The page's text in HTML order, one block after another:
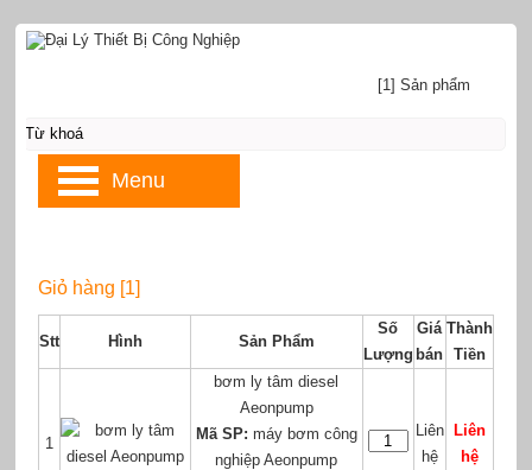
Giỏ hàng [1]
Stt Hình Sản Phẩm
Số
Lượng
Giá
bán
Thành
Tiền
1
bơm ly tâm diesel
Aeonpump
Mã SP: máy bơm công
nghiệp Aeonpump
Liên
hệ
Liên
hệ
[1] Sản phẩm
Menu